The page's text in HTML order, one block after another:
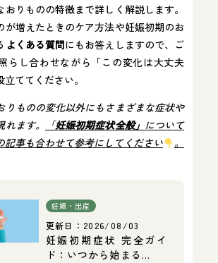
おりものの特徴まで詳しく解説します。
が増えたときのケア方法や妊娠初期のお
よくある質問にもお答えしますので、ご
らし合わせながら「この変化は大丈夫
ててください。
りものの変化以外にもさまざまな症状や
ます。
「妊娠初期症状全般」 について
記事も合わせて参考にしてください
。
妊娠・出産
更新日： 2026/08/03
妊娠初期症状 完全ガイ
ド：いつから始まる…